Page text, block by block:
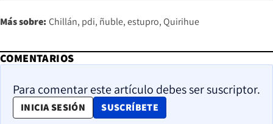
Más sobre: Chillán pdi ñuble estupro Quirihue
COMENTARIOS
Para comentar este artículo debes ser suscriptor.
INICIA SESIÓN SUSCRÍBETE
OPENS IN NEW WINDOW